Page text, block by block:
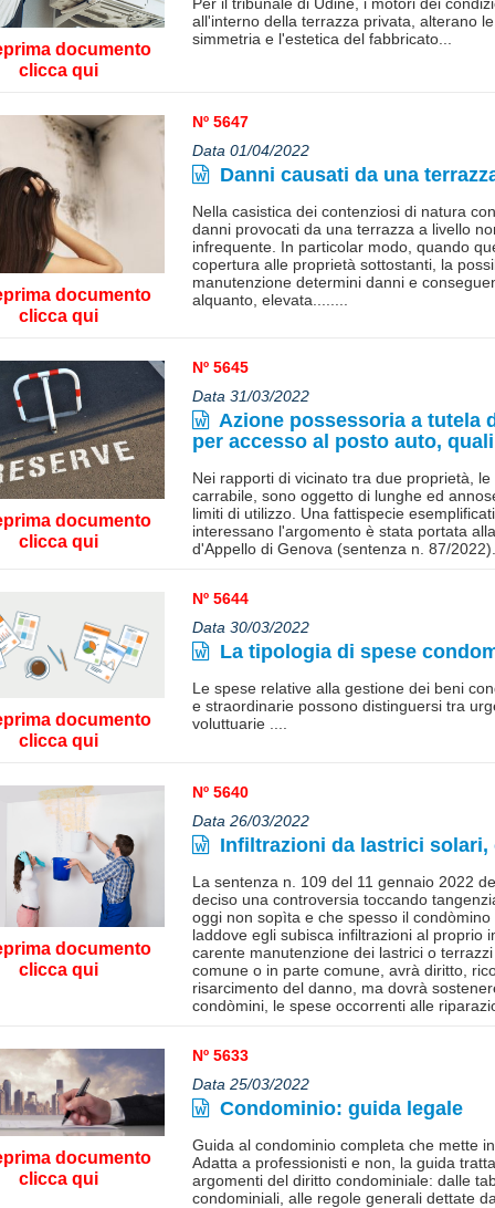
documento
clicca qui
all'interno della terrazza privata, alterano
simmetria e l'estetica del fabbricato...
documento
clicca qui
Nº 5647
Data 01/04/2022
Danni causati da una
Nella casistica dei contenziosi di natura
danni provocati da una terrazza a livello
infrequente. In particolar modo, quando
copertura alle proprietà sottostanti, la
manutenzione determini danni e
alquanto, elevata........
documento
clicca qui
Nº 5645
Data 31/03/2022
Azione possessoria a tutela
per accesso al posto auto,
Nei rapporti di vicinato tra due proprietà,
carrabile, sono oggetto di lunghe ed
limiti di utilizzo. Una fattispecie
interessano l'argomento è stata portata
d'Appello di Genova (sentenza n. 87/
documento
clicca qui
Nº 5644
Data 30/03/2022
La tipologia di spese
Le spese relative alla gestione dei beni
e straordinarie possono distinguersi tra
voluttuarie ....
documento
clicca qui
Nº 5640
Data 26/03/2022
Infiltrazioni da lastrici solari,
La sentenza n. 109 del 11 gennaio 2022
deciso una controversia toccando
oggi non sopìta e che spesso il
laddove egli subisca infiltrazioni al proprio
carente manutenzione dei lastrici o
comune o in parte comune, avrà diritto,
risarcimento del danno, ma dovrà
condòmini, le spese occorrenti alle
documento
clicca qui
Nº 5633
Data 25/03/2022
Condominio: guida legale
Guida al condominio completa che mette
Adatta a professionisti e non, la guida
argomenti del diritto condominiale: dalle
condominiali, alle regole generali dettate